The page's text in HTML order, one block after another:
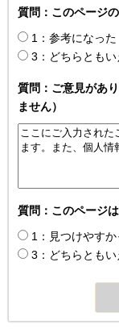
質問：このページ
1：参考になった
3：どちらとも
質問：ご意見があ
ません）
質問：このページ
1：見つけやすか
3：どちらとも